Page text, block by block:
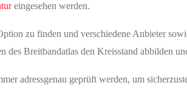
eingesehen werden.
zu finden und verschiedene Anbieter
des Breitbandatlas den Kreisstand abbilden
adressgenau geprüft werden, um